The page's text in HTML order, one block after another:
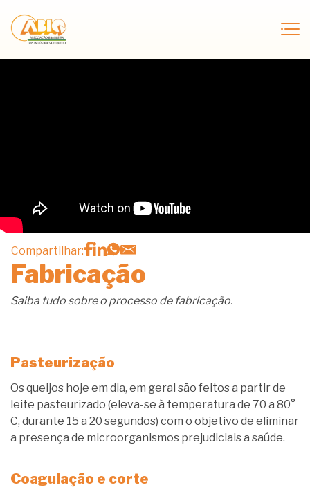
Compartilhar:
Fabricação
Saiba tudo sobre o processo de fabricação.
Pasteurização
Os queijos hoje em dia, em geral são feitos a partir de
leite pasteurizado (eleva-se à temperatura de 70 a 80°
C, durante 15 a 20 segundos) com o objetivo de eliminar
a presença de microorganismos prejudiciais a saúde.
Coagulação e corte